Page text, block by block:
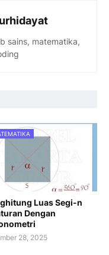
sains, matematika,
Luas Segi-n
Dengan
28, 2025